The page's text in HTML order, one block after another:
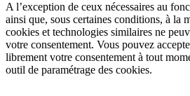
A l’exception de ceux nécessaires au
ainsi que, sous certaines conditions, à la
cookies et technologies similaires ne
votre consentement. Vous pouvez
librement votre consentement à tout
outil de paramétrage des cookies.